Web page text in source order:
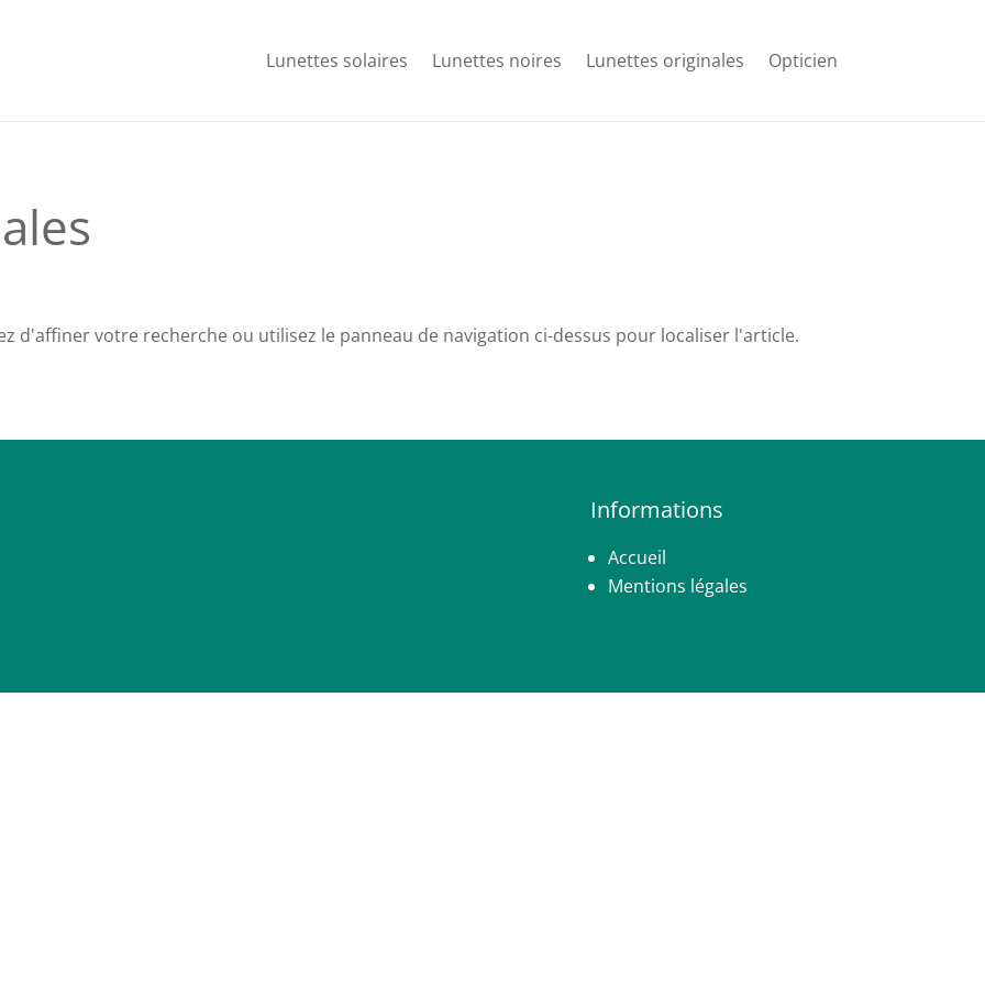
Lunettes solaires Lunettes noires Lunettes originales Opticien
d'affiner votre recherche ou utilisez le panneau de navigation ci-dessus pour localiser l'article.
Informations
Accueil
Mentions légales